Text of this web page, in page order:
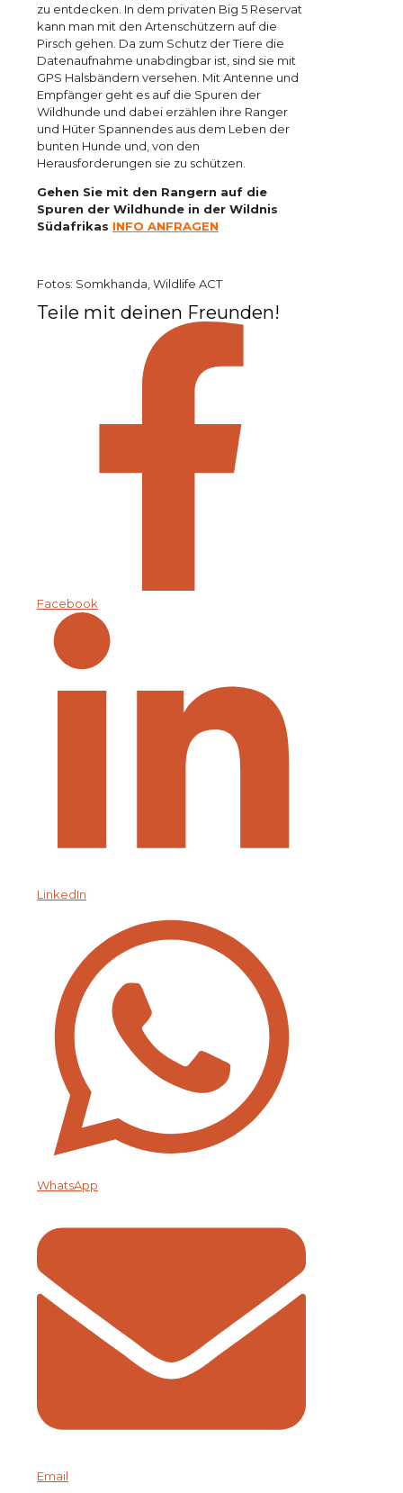
zu entdecken. In dem privaten Big 5 Reservat
kann man mit den Artenschützern auf die
Pirsch gehen. Da zum Schutz der Tiere die
Datenaufnahme unabdingbar ist, sind sie mit
GPS Halsbändern versehen. Mit Antenne und
Empfänger geht es auf die Spuren der
Wildhunde und dabei erzählen ihre Ranger
und Hüter Spannendes aus dem Leben der
bunten Hunde und, von den
Herausforderungen sie zu schützen.
Gehen Sie mit den Rangern auf die
Spuren der Wildhunde in der Wildnis
Südafrikas INFO ANFRAGEN
Fotos: Somkhanda, Wildlife ACT
Teile mit deinen Freunden!
Facebook
LinkedIn
WhatsApp
Email